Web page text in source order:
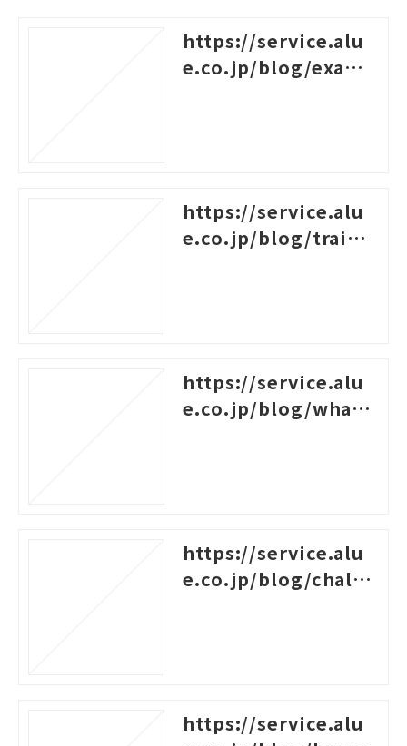
https://service.alu
e.co.jp/blog/examp
https://service.alu
e.co.jp/blog/traini
https://service.alu
e.co.jp/blog/what-i
https://service.alu
e.co.jp/blog/challe
https://service.alu